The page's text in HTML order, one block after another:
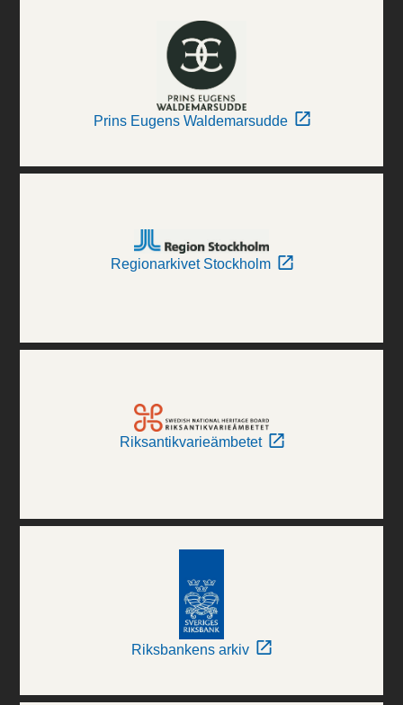
Prins Eugens Waldemarsudde
Regionarkivet Stockholm
Riksantikvarieämbetet
Riksbankens arkiv